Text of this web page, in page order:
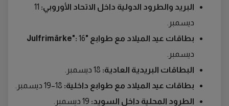
البريد والطرود الدولية داخل الاتحاد الأوروبي: 11
ديسمبر.
بطاقات عيد الميلاد مع طوابع "Julfrimärke":16
ديسمبر.
البطاقات البريدية العادية:
بطاقات عيد الميلاد مع طوابع داخلية:
الطرود المحلية داخل السويد: